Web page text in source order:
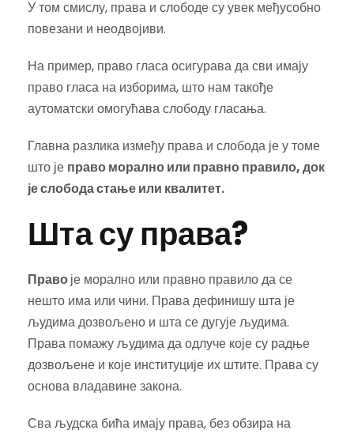
У том смислу, права и слободе су увек међусобно
повезани и неодвојиви.
На пример, право гласа осигурава да сви имају
право гласа на изборима, што нам такође
аутоматски омогућава слободу гласања.
Главна разлика између права и слобода је у томе
што је право морално или правно правило, док
је слобода стање или квалитет.
Шта су права?
Правоје морално или правно правило да се
нешто има или чини. Права дефинишу шта је
људима дозвољено и шта се дугује људима.
Права помажу људима да одлуче које су радње
дозвољене и које институције их штите. Права су
основа владавине закона.
Сва људска бића имају права, без обзира на